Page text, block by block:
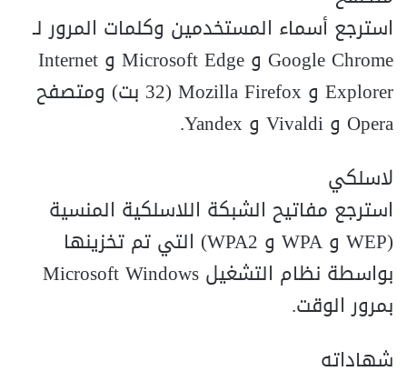
استرجع أسماء المستخدمين وكلمات المرور لـ
Google Chrome و Microsoft Edge و Internet
Explorer و Mozilla Firefox (32 بت) ومتصفح
Opera و Vivaldi و Yandex.
لاسلكي
استرجع مفاتيح الشبكة اللاسلكية المنسية
(WEP و WPA و WPA2) التي تم تخزينها
بواسطة نظام التشغيل Microsoft Windows
بمرور الوقت.
شهاداته